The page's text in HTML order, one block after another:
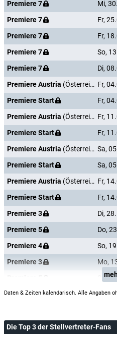
Premiere 7 Mi,
Premiere 7
Fr,
Premiere 7
Fr,
Premiere 7
So,
Premiere 7
Di,
Premiere Austria (Österreich) Fr,
Premiere Start
Fr,
Premiere Austria (Österreich) Fr,
Premiere Start
Fr,
Premiere Austria (Österreich) Sa,
Premiere Start
Sa,
Premiere Austria (Österreich) Fr,
Premiere Start
Fr,
Premiere 3
Di,
Premiere 5
Do,
Premiere 4
So,
Premiere 3
Mo,
Sa,
Daten & Zeiten kalendarisch. Alle Angaben
Die Top 3 der Stellvertreter-Fans